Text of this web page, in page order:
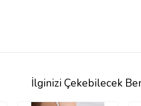
İlginizi Çekebilecek